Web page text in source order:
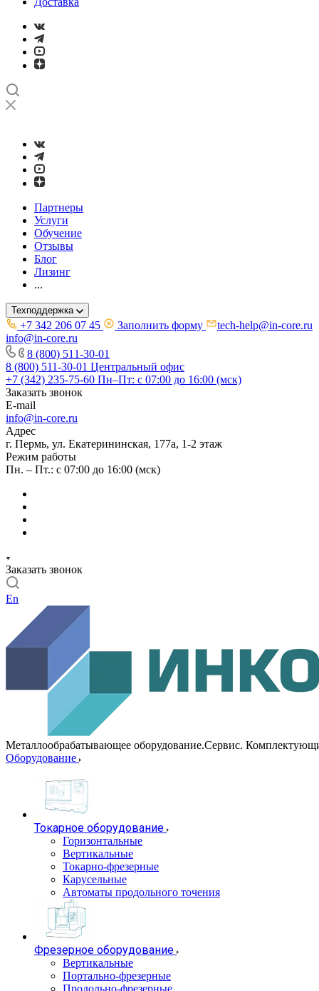
Партнеры
Услуги
Обучение
Отзывы
Блог
Лизинг
...
Техподдержка
+7 342 206 07 45 Заполнить форму
tech-help@in-core.ru
info@in-core.ru
8 (800) 511-30-01
8 (800) 511-30-01 Центральный офис
+7 (342) 235-75-60 Пн–Пт: с 07:00 до 16:00 (мск)
Заказать звонок
E-mail
info@in-core.ru
Адрес
г. Пермь, ул. ​Екатерининская, 177а, ​1-2 этаж
Режим работы
Пн. – Пт.: с 07:00 до 16:00 (мск)
Заказать звонок
En
Металлообрабатывающее оборудование.Сервис.
Оборудование
Токарное оборудование
Горизонтальные
Вертикальные
Токарно-фрезерные
Карусельные
Автоматы продольного точения
Фрезерное оборудование
Вертикальные
Портально-фрезерные
Продольно-фрезерные